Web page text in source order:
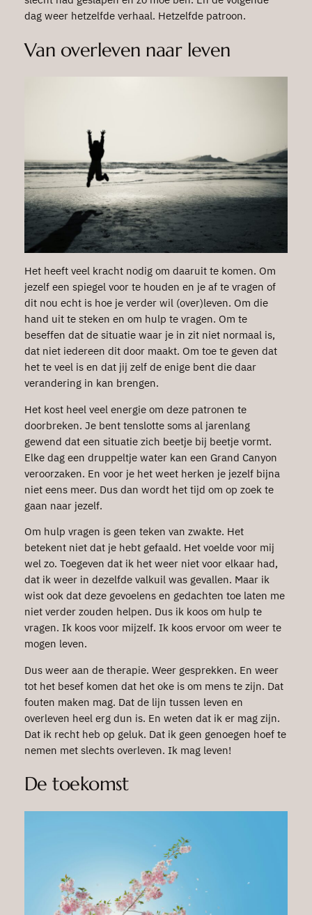
dag weer hetzelfde verhaal. Hetzelfde patroon.
Van overleven naar leven
Het heeft veel kracht nodig om daaruit te komen. Om
jezelf een spiegel voor te houden en je af te vragen of
dit nou echt is hoe je verder wil (over)leven. Om die
hand uit te steken en om hulp te vragen. Om te
beseffen dat de situatie waar je in zit niet normaal is,
dat niet iedereen dit door maakt. Om toe te geven dat
het te veel is en dat jij zelf de enige bent die daar
verandering in kan brengen.
Het kost heel veel energie om deze patronen te
doorbreken. Je bent tenslotte soms al jarenlang
gewend dat een situatie zich beetje bij beetje vormt.
Elke dag een druppeltje water kan een Grand Canyon
veroorzaken. En voor je het weet herken je jezelf bijna
niet eens meer. Dus dan wordt het tijd om op zoek te
gaan naar jezelf.
Om hulp vragen is geen teken van zwakte. Het
betekent niet dat je hebt gefaald. Het voelde voor mij
wel zo. Toegeven dat ik het weer niet voor elkaar had,
dat ik weer in dezelfde valkuil was gevallen. Maar ik
wist ook dat deze gevoelens en gedachten toe laten me
niet verder zouden helpen. Dus ik koos om hulp te
vragen. Ik koos voor mijzelf. Ik koos ervoor om weer te
mogen leven.
Dus weer aan de therapie. Weer gesprekken. En weer
tot het besef komen dat het oke is om mens te zijn. Dat
fouten maken mag. Dat de lijn tussen leven en
overleven heel erg dun is. En weten dat ik er mag zijn.
Dat ik recht heb op geluk. Dat ik geen genoegen hoef te
nemen met slechts overleven. Ik mag leven!
De toekomst